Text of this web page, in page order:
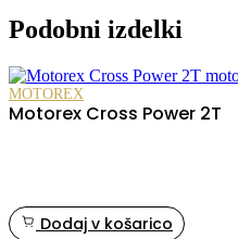
Podobni izdelki
MOTOREX
Motorex Cross Power 2T
Dodaj v košarico